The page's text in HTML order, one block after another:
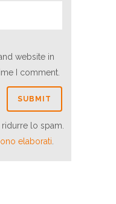
website in
I comment.
lo spam.
elaborati.